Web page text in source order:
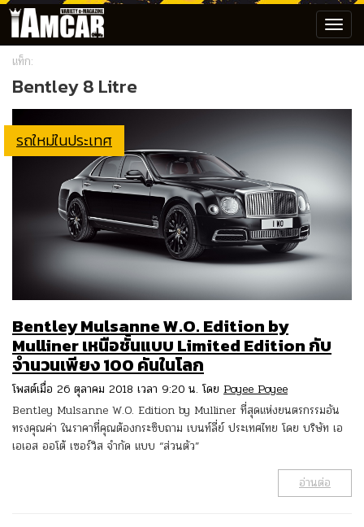
แท็ก:
Bentley 8 Litre
รถใหม่ในประเทศ
Bentley Mulsanne W.O. Edition by
Mulliner เหนือชั้นแบบ Limited Edition กับ
จำนวนเพียง 100 คันในโลก
โพสต์เมื่อ 26 ตุลาคม 2018 เวลา 9:20 น. โดย Poyee Poyee
Bentley Mulsanne W.O. Edition by Mulliner ที่สุดแห่งยนตรกรรมอัน
ทรงคุณค่า ในราคาที่คุณต้องกระซิบถาม เบนท์ลี่ย์ ประเทศไทย โดย บริษัท เอ
เอเอส ออโต้ เซอร์วิส จำกัด แบบ “ส่วนตัว”
อ่านต่อ